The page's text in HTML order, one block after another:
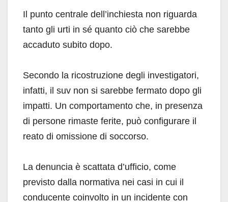
Il punto centrale dell’inchiesta non riguarda
tanto gli urti in sé quanto ciò che sarebbe
accaduto subito dopo.
Secondo la ricostruzione degli investigatori,
infatti, il suv non si sarebbe fermato dopo gli
impatti. Un comportamento che, in presenza
di persone rimaste ferite, può configurare il
reato di omissione di soccorso.
La denuncia è scattata d’ufficio, come
previsto dalla normativa nei casi in cui il
conducente coinvolto in un incidente con